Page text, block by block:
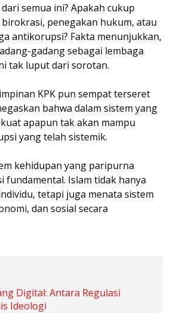
semua ini? Apakah cukup
penegakan hukum, atau
antikorupsi? Fakta menunjukkan,
gadang sebagai lembaga
tak luput dari sorotan.
KPK pun sempat terseret
bahwa dalam sistem yang
apapun tak akan mampu
yang telah sistemik.
kehidupan yang paripurna
fundamental. Islam tidak hanya
tetapi juga menata sistem
dan sosial secara
Digital: Antara Regulasi
Ideologi